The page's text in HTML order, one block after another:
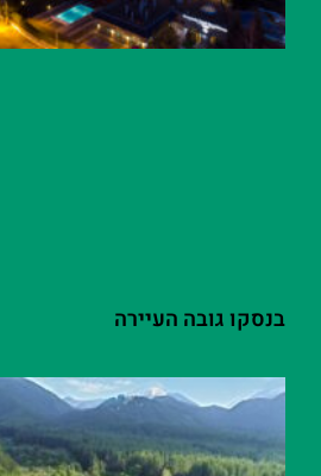
בנסקו גובה העיירה